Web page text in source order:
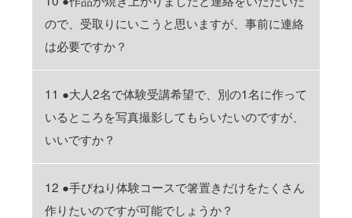
ので、受取りにいこうと思いますが、事前に連絡
は必要ですか？
11 ●大人2名で体験受講希望で、別の1名に作って
いるところを写真撮影してもらいたいのですが、
いいですか？
12 ●手びねり体験コースで箸置きだけをたくさん
作りたいのですが可能でしょうか？